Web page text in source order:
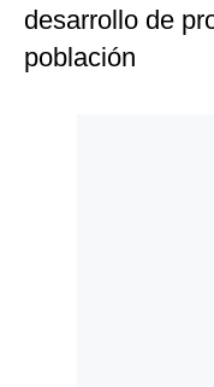
desarrollo de
población